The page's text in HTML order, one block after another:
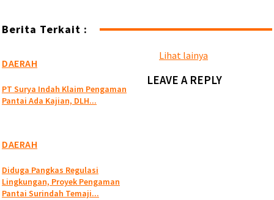
Berita Terkait :
DAERAH
PT Surya Indah Klaim Pengaman
Pantai Ada Kajian, DLH...
DAERAH
Diduga Pangkas Regulasi
Lingkungan, Proyek Pengaman
Pantai Surindah Temaji...
Lihat lainya
LEAVE A REPLY